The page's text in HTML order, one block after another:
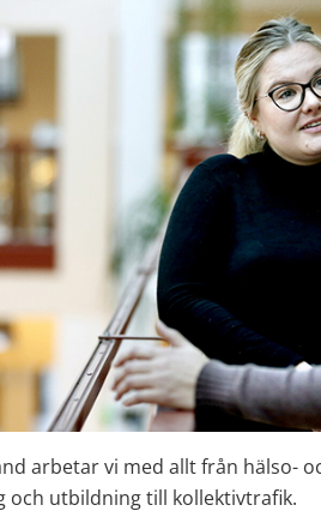
arbetar vi med allt från hälso-
och utbildning till kollektivtrafik.